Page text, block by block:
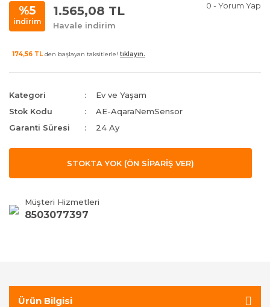
%5
indirim
1.565,08 TL
Havale indirim
0 - Yorum Yap
174,56 TL den başlayan taksitlerle! tıklayın.
Kategori
Ev ve Yaşam
Stok Kodu
AE-AqaraNemSensor
Garanti Süresi
24 Ay
STOKTA YOK (ÖN SİPARİŞ VER)
Müşteri Hizmetleri
8503077397
Ürün Bilgisi